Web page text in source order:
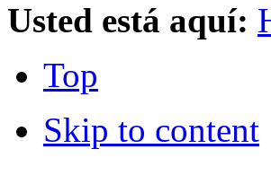
Usted está aquí:
Top
Skip to content